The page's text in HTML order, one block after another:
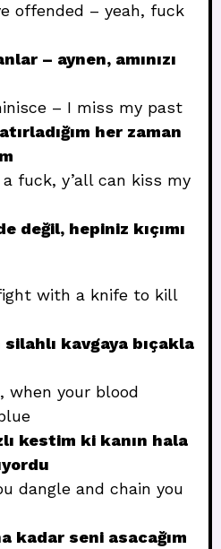
offended – yeah, fuck
– aynen, amınızı
– I miss my past
her zaman
fuck, y’all can kiss my
değil, hepiniz kıçımı
with a knife to kill
kavgaya bıçakla
when your blood
kestim ki kanın hala
dangle and chain you
kadar seni asacağım